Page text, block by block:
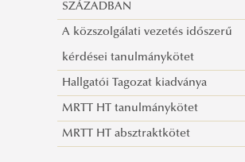
SZÁZADBAN
A közszolgálati vezetés időszerű
kérdései tanulmánykötet
Hallgatói Tagozat kiadványa
MRTT HT tanulmánykötet
MRTT HT absztraktkötet